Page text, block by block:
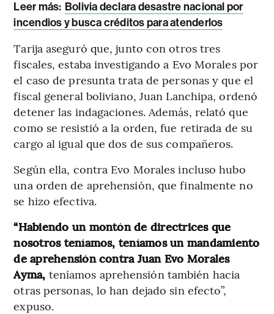
Leer más: Bolivia declara desastre nacional por
incendios y busca créditos para atenderlos
Tarija aseguró que, junto con otros tres
fiscales, estaba investigando a Evo Morales por
el caso de presunta trata de personas y que el
fiscal general boliviano, Juan Lanchipa, ordenó
detener las indagaciones. Además, relató que
como se resistió a la orden, fue retirada de su
cargo al igual que dos de sus compañeros.
Según ella, contra Evo Morales incluso hubo
una orden de aprehensión, que finalmente no
se hizo efectiva.
“Habiendo un montón de directrices que
nosotros teníamos, teníamos un mandamiento
de aprehensión contra Juan Evo Morales
Ayma, teníamos aprehensión también hacia
otras personas, lo han dejado sin efecto”,
expuso.